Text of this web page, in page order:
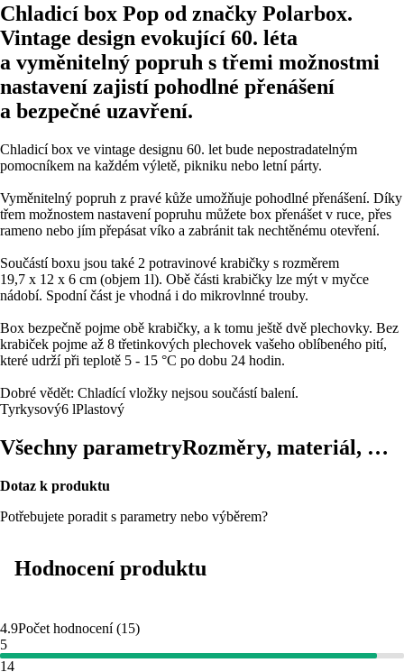
Chladicí box Pop od značky Polarbox.
Vintage design evokující 60. léta
a vyměnitelný popruh s třemi možnostmi
nastavení zajistí pohodlné přenášení
a bezpečné uzavření.
Chladicí box ve vintage designu 60. let bude nepostradatelným
pomocníkem na každém výletě, pikniku nebo letní párty.
Vyměnitelný popruh z pravé kůže umožňuje pohodlné přenášení. Díky
třem možnostem nastavení popruhu můžete box přenášet v ruce, přes
rameno nebo jím přepásat víko a zabránit tak nechtěnému otevření.
Součástí boxu jsou také 2 potravinové krabičky s rozměrem
19,7 x 12 x 6 cm (objem 1l). Obě části krabičky lze mýt v myčce
nádobí. Spodní část je vhodná i do mikrovlnné trouby.
Box bezpečně pojme obě krabičky, a k tomu ještě dvě plechovky. Bez
krabiček pojme až 8 třetinkových plechovek vašeho oblíbeného pití,
které udrží při teplotě 5 - 15 °C po dobu 24 hodin.
Dobré vědět: Chladící vložky nejsou součástí balení.
Tyrkysový6 lPlastový
Všechny parametryRozměry, materiál, …
Dotaz k produktu
Potřebujete poradit s parametry nebo výběrem?
Hodnocení produktu
4.9Počet hodnocení(15)
5
14